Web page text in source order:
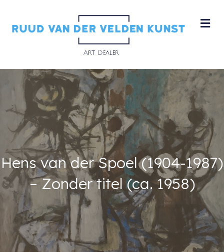
Hens van der Spoel (1904-1987)
– Zonder titel (ca. 1958)